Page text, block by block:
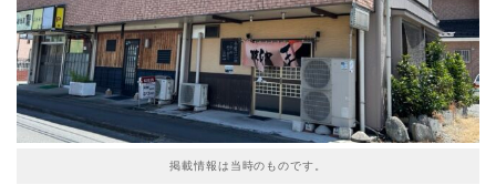
掲載情報は当時のものです。